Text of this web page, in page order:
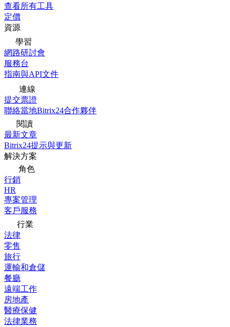
查看所有工具
定價
資源
學習
網路研討會
服務台
指南與API文件
連線
提交票證
聯絡當地Bitrix24合作夥伴
閱讀
最新文章
Bitrix24提示與更新
解決方案
角色
行銷
HR
專案管理
客戶服務
行業
法律
零售
旅行
運輸和倉儲
餐廳
遠端工作
房地產
醫療保健
法律業務